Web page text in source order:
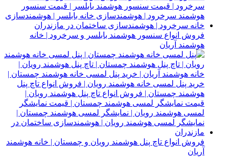
فروش انواع سنسور هوشمند بابلسر و سرخرود | خانه
هوشمند آریان
فروش انواع تاچ پنل هوشمند رویان و چمستان | خانه هوشمند
آریان